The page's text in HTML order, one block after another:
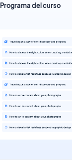
Programa del curso